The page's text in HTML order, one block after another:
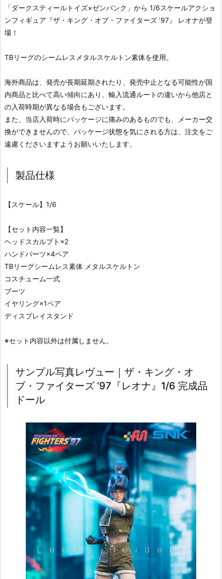
「ダークスティールトイズ×ゼンパンク」から 1/6スケールアクショ
ンフィギュア『ザ・キング・オブ・ファイターズ ’97』 レオナが登
場！
TBリーグのシームレスメタルスケルトン素体を使用。
海外商品は、発売が長期延期されたり、発売中止となる可能性が国
内商品と比べて高い傾向にあり、輸入流通ルートの違いから他店と
の入荷時期が異なる場合もございます。
また、当店入荷時にパッケージに痛みのあるものでも、メーカー交
換ができませんので、パッケージ状態を気にされる方は、注文をご
遠慮くださいますようお願いいたします。
製品仕様
【スケール】1/6
【セット内容一覧】
ヘッドスカルプト×2
ハンドパーツ×4ペア
TBリーグシームレス素体 メタルスケルトン
コスチューム一式
ブーツ
イヤリング×1ペア
ディスプレイスタンド
※セット内容以外は付属しません。
サンプル写真レヴュー｜ザ・キング・オ
ブ・ファイターズ ’97『レオナ』1/6 完成品
ドール